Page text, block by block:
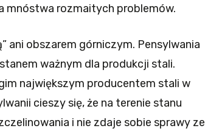
mnóstwa rozmaitych problemów.
ani obszarem górniczym. Pensylwania
ważnym dla produkcji stali.
największym producentem stali w
cieszy się, że na terenie stanu
i nie zdaje sobie sprawy ze